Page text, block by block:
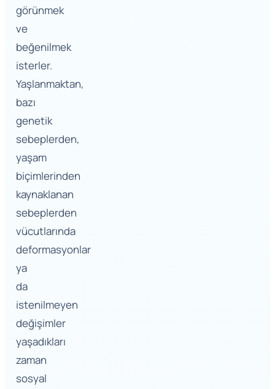
görünmek
ve
beğenilmek
isterler.
Yaşlanmaktan,
bazı
genetik
sebeplerden,
yaşam
biçimlerinden
kaynaklanan
sebeplerden
vücutlarında
deformasyonlar
ya
da
istenilmeyen
değişimler
yaşadıkları
zaman
sosyal